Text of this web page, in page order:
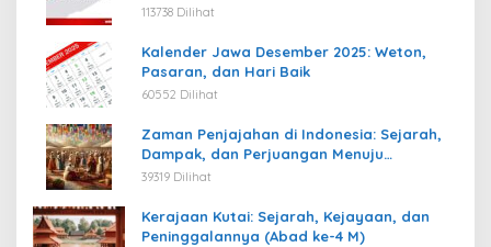
113738 Dilihat
Kalender Jawa Desember 2025: Weton,
Pasaran, dan Hari Baik
60552 Dilihat
Zaman Penjajahan di Indonesia: Sejarah,
Dampak, dan Perjuangan Menuju
Kemerdekaan
39319 Dilihat
Kerajaan Kutai: Sejarah, Kejayaan, dan
Peninggalannya (Abad ke-4 M)